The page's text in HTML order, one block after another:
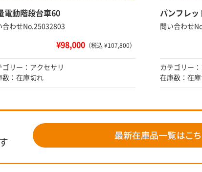
電動階段台車60
合わせNo.25032803
¥98,000 （税込 ¥107,800）
ゴリー：アクセサリ
数：在庫切れ
パンフレ
問い合わせ
カテゴリー
在庫数：在